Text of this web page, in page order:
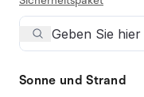
Sonne und Strand